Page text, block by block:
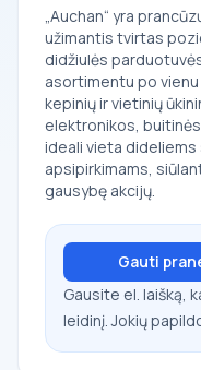
„Auchan“ yra
užimantis tvirtas
didžiulės
asortimentu po
kepinių ir vietinių
elektronikos,
ideali vieta
apsipirkimams,
gausybę akcijų.
Gauti
Gausite el. laišką,
leidinį. Jokių